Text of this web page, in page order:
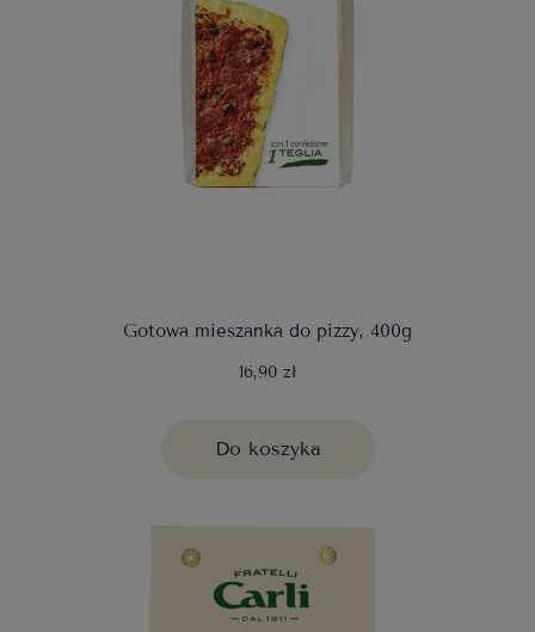
Gotowa mieszanka do pizzy, 400g
16,90 zł
Do koszyka